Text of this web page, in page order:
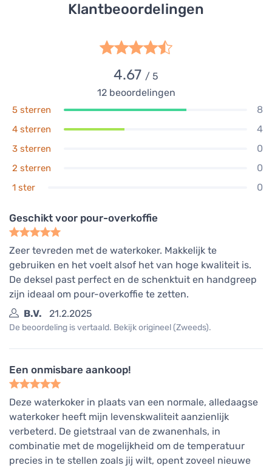
Klantbeoordelingen
4.67 / 5
12beoordelingen
5 sterren 8
4 sterren 4
3 sterren 0
2 sterren 0
1 ster 0
Geschikt voor pour-overkoffie
Zeer tevreden met de waterkoker. Makkelijk te
gebruiken en het voelt alsof het van hoge kwaliteit is.
De deksel past perfect en de schenktuit en handgreep
zijn ideaal om pour-overkoffie te zetten.
B.V.
21.2.2025
De beoordeling is vertaald. Bekijk origineel (Zweeds).
Een onmisbare aankoop!
Deze waterkoker in plaats van een normale, alledaagse
waterkoker heeft mijn levenskwaliteit aanzienlijk
verbeterd. De gietstraal van de zwanenhals, in
combinatie met de mogelijkheid om de temperatuur
precies in te stellen zoals jij wilt, opent zoveel nieuwe